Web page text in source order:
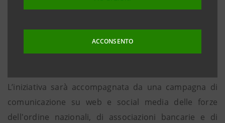
ACCONSENTO
non membri dell'UE (Colombia, Liechtein, Norvegia,
Svizzera e Ucraina), 24 associazioni bancarie
nazionali, banche e molti altri soggetti, cercheranno
di migliorare la consapevolezza delle persone e delle
L’iniziativa sarà accompagnata da una campagna di
comunicazione su web e social media delle forze
dell'ordine nazionali, di associazioni bancarie e di